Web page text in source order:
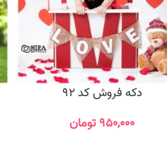
دکه فروش کد 92
۹۵۰,۰۰۰تومان